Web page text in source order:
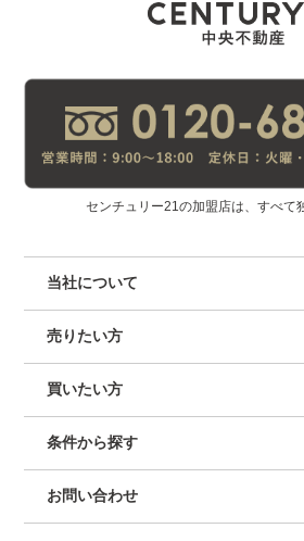
センチュリー21の加盟店は、すべて
当社について
売りたい方
買いたい方
条件から探す
お問い合わせ